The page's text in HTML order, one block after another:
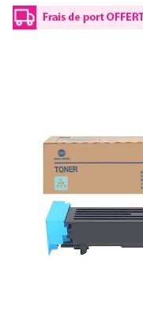
A9K8450
Référence fabricant :
Capacité en pages (à
A9K8450 / TN-713